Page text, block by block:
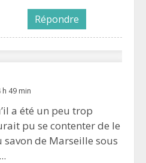
Répondre
h 49 min
a été un peu trop
pu se contenter de le
de Marseille sous